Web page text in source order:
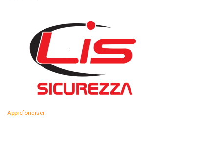
Approfondisci